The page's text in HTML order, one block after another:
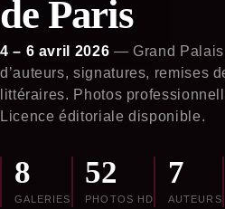
de Paris
4 – 6 avril 2026 — Grand
d’auteurs, signatures, remises
littéraires. Photos
Licence éditoriale disponible.
8
GALERIES
52
PHOTOS HD
7
AUTEURS